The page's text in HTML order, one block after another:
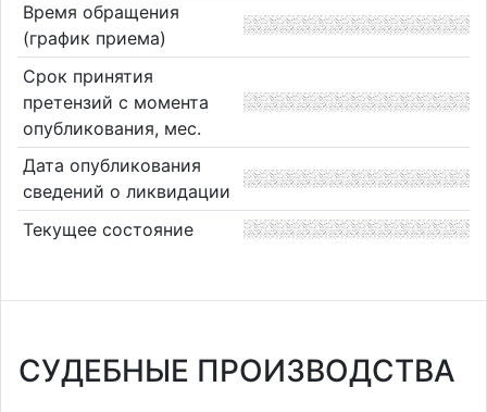
Время обращения
(график приема)
Срок принятия
претензий с момента
опубликования, мес.
Дата опубликования
сведений о ликвидации
Текущее состояние
СУДЕБНЫЕ ПРОИЗВОДСТВА